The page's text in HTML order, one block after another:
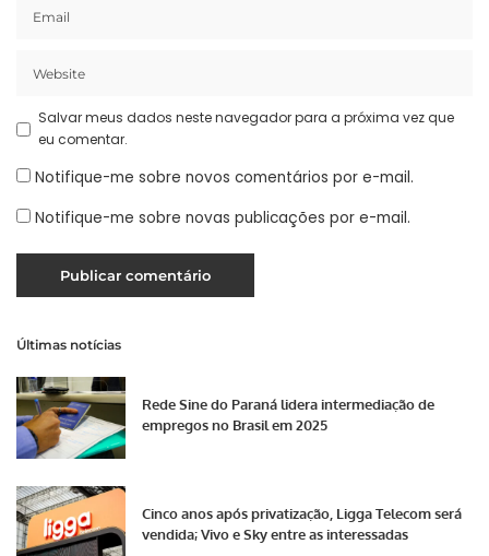
Salvar meus dados neste navegador para a próxima vez que
eu comentar.
Notifique-me sobre novos comentários por e-mail.
Notifique-me sobre novas publicações por e-mail.
Últimas notícias
Rede Sine do Paraná lidera intermediação de
empregos no Brasil em 2025
Cinco anos após privatização, Ligga Telecom será
vendida; Vivo e Sky entre as interessadas